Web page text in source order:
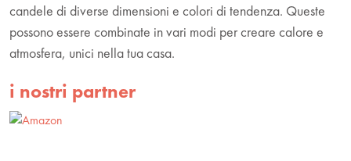
candele di diverse dimensioni e colori di tendenza. Queste
possono essere combinate in vari modi per creare calore e
atmosfera, unici nella tua casa.
i nostri partner